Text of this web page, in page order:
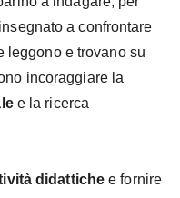
a confrontare
leggono e trovano su
incoraggiare la
e la ricerca
didattiche e fornire